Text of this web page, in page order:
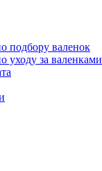
подбору валенок
уходу за валенками